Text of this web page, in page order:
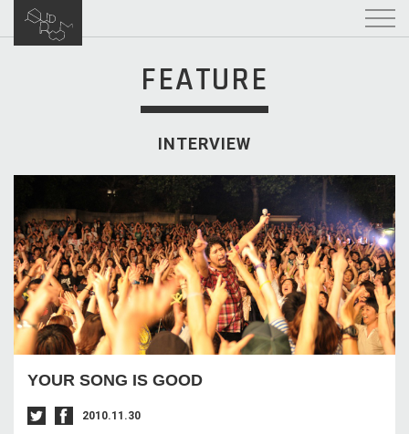
FEATURE
INTERVIEW
YOUR SONG IS GOOD
2010.11.30